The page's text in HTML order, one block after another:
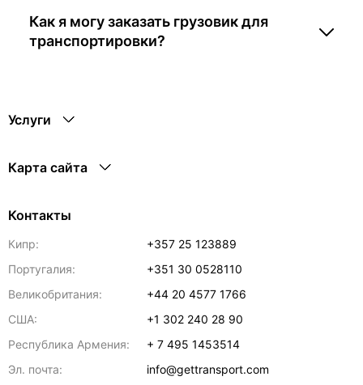
Как я могу заказать грузовик для
транспортировки?
Услуги
Карта сайта
Контакты
Кипр:
+357 25 123889
Португалия:
+351 30 0528110
Великобритания:
+44 20 4577 1766
США:
+1 302 240 28 90
Республика Армения:
+ 7 495 1453514
Эл. почта:
info@gettransport.com